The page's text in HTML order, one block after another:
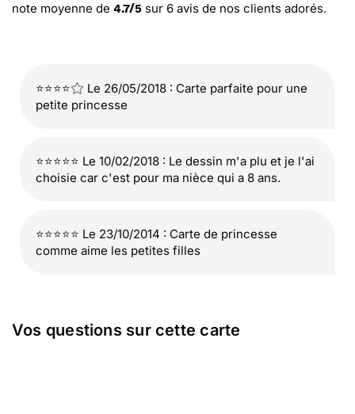
note moyenne de 4.7/5 sur 6 avis de nos clients adorés.
⭐⭐⭐⭐
Le 26/05/2018 : Carte parfaite pour une
petite princesse
⭐⭐⭐⭐⭐ Le 10/02/2018 : Le dessin m'a plu et je l'ai
choisie car c'est pour ma nièce qui a 8 ans.
⭐⭐⭐⭐⭐ Le 23/10/2014 : Carte de princesse
comme aime les petites filles
Vos questions sur cette carte